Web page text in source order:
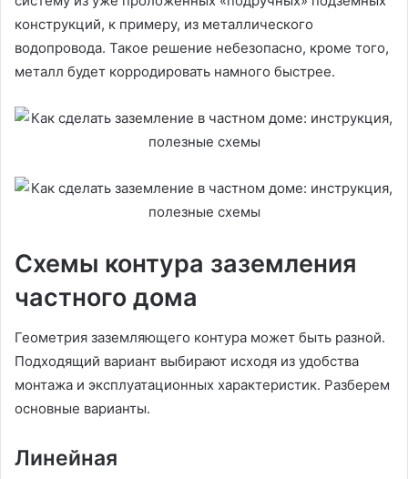
конструкций, к примеру, из металлического
водопровода. Такое решение небезопасно, кроме того,
металл будет корродировать намного быстрее.
Cхемы контура заземления
частного дома
Геометрия заземляющего контура может быть разной.
Подходящий вариант выбирают исходя из удобства
монтажа и эксплуатационных характеристик. Разберем
основные варианты.
Линейная